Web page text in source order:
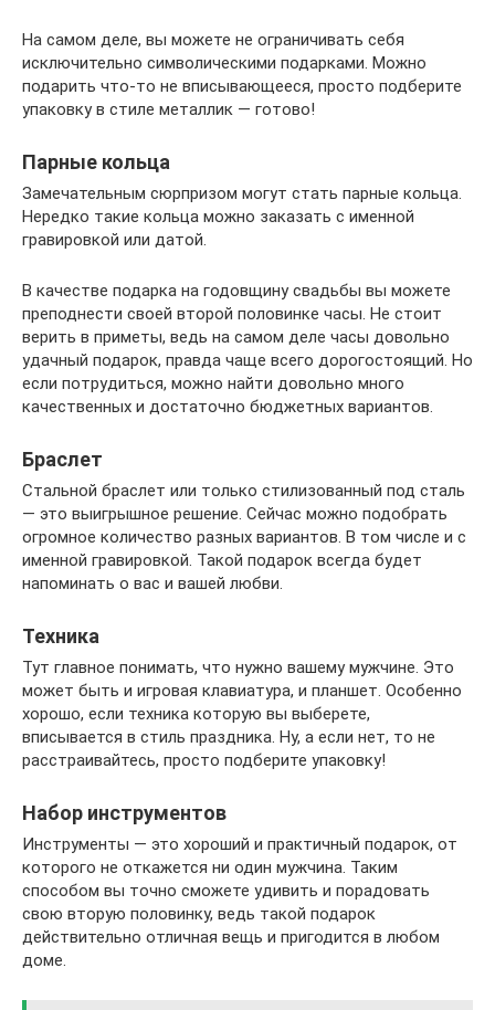
На самом деле, вы можете не ограничивать себя
исключительно символическими подарками. Можно
подарить что-то не вписывающееся, просто подберите
упаковку в стиле металлик — готово!
Парные кольца
Замечательным сюрпризом могут стать парные кольца.
Нередко такие кольца можно заказать с именной
гравировкой или датой.
В качестве подарка на годовщину свадьбы вы можете
преподнести своей второй половинке часы. Не стоит
верить в приметы, ведь на самом деле часы довольно
удачный подарок, правда чаще всего дорогостоящий. Но
если потрудиться, можно найти довольно много
качественных и достаточно бюджетных вариантов.
Браслет
Стальной браслет или только стилизованный под сталь
— это выигрышное решение. Сейчас можно подобрать
огромное количество разных вариантов. В том числе и с
именной гравировкой. Такой подарок всегда будет
напоминать о вас и вашей любви.
Техника
Тут главное понимать, что нужно вашему мужчине. Это
может быть и игровая клавиатура, и планшет. Особенно
хорошо, если техника которую вы выберете,
вписывается в стиль праздника. Ну, а если нет, то не
расстраивайтесь, просто подберите упаковку!
Набор инструментов
Инструменты — это хороший и практичный подарок, от
которого не откажется ни один мужчина. Таким
способом вы точно сможете удивить и порадовать
свою вторую половинку, ведь такой подарок
действительно отличная вещь и пригодится в любом
доме.